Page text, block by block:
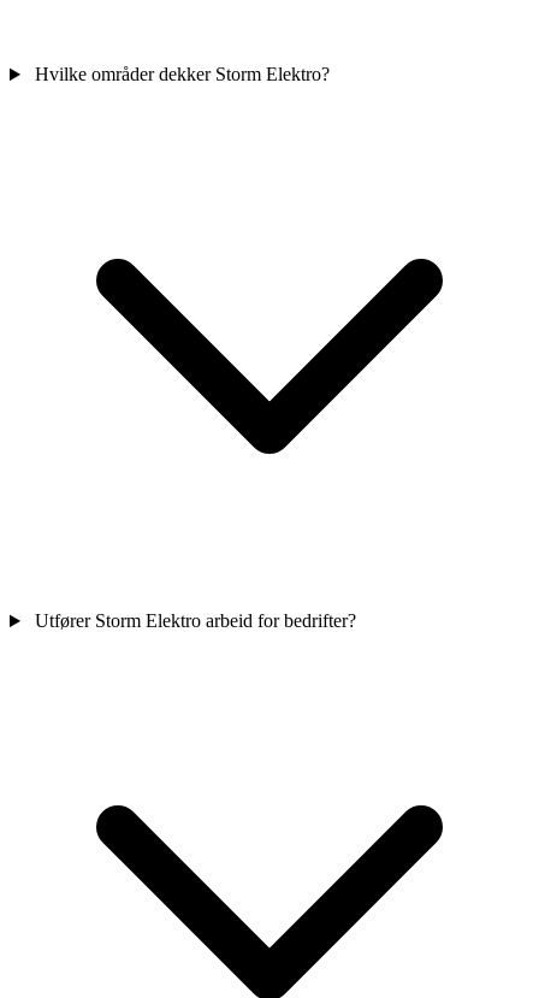
Hvilke områder dekker Storm Elektro?
Utfører Storm Elektro arbeid for bedrifter?